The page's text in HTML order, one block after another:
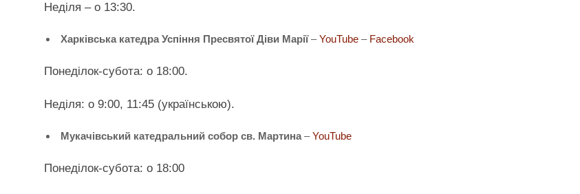
Неділя – о 13:30.
Харківська катедра Успіння Пресвятої Діви Марії–YouTube – Facebook
Понеділок-субота: о 18:00.
Неділя: о 9:00, 11:45 (українською).
Мукачівський катедральний собор св. Мартина –YouTube
Понеділок-субота: о 18:00